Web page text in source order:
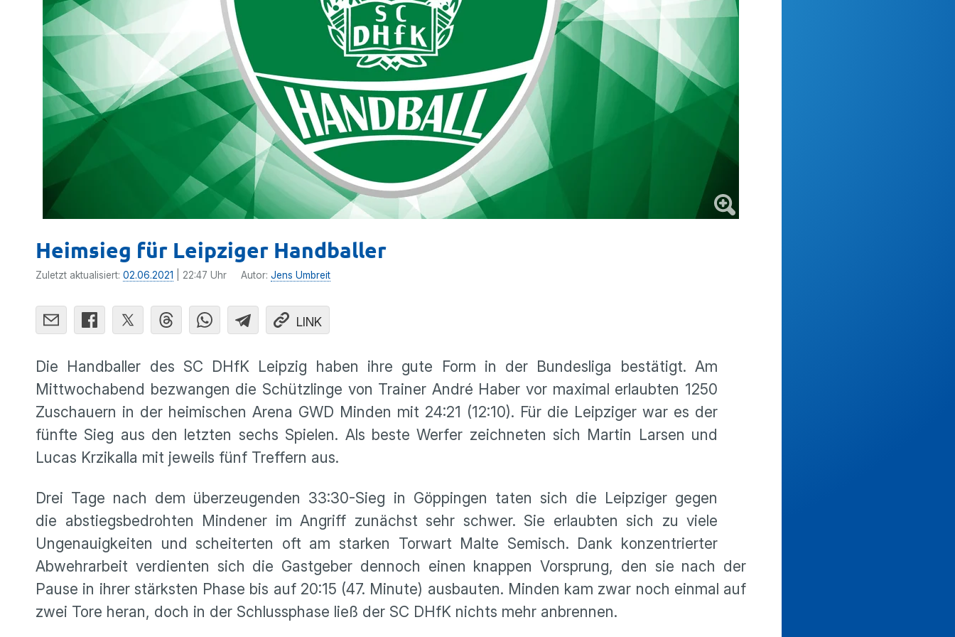
Heimsieg für Leipziger Handballer
Zuletzt aktualisiert: 02.06.2021 | 22:47 Uhr Autor: Jens Umbreit
LINK
Die Handballer des SC DHfK Leipzig haben ihre gute Form in der Bundesliga bestätigt. Am
Mittwochabend bezwangen die Schützlinge von Trainer André Haber vor maximal erlaubten 1250
Zuschauern in der heimischen Arena GWD Minden mit 24:21 (12:10). Für die Leipziger war es der
fünfte Sieg aus den letzten sechs Spielen. Als beste Werfer zeichneten sich Martin Larsen und
Lucas Krzikalla mit jeweils fünf Treffern aus.
Drei Tage nach dem überzeugenden 33:30-Sieg in Göppingen taten sich die Leipziger gegen
die abstiegsbedrohten Mindener im Angriff zunächst sehr schwer. Sie erlaubten sich zu viele
Ungenauigkeiten und scheiterten oft am starken Torwart Malte Semisch. Dank konzentrierter
Abwehrarbeit verdienten sich die Gastgeber dennoch einen knappen Vorsprung, den sie nach der
Pause in ihrer stärksten Phase bis auf 20:15 (47. Minute) ausbauten. Minden kam zwar noch einmal auf
zwei Tore heran, doch in der Schlussphase ließ der SC DHfK nichts mehr anbrennen.